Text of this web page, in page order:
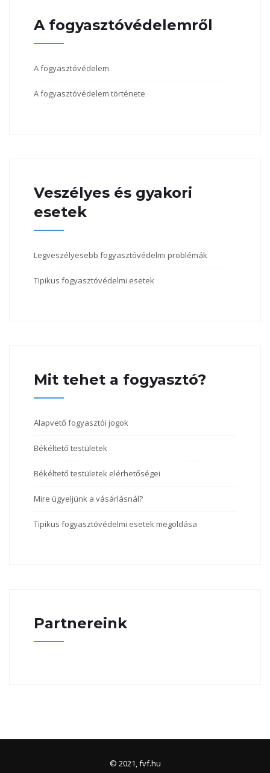
A fogyasztóvédelemről
A fogyasztóvédelem
A fogyasztóvédelem története
Veszélyes és gyakori
esetek
Legveszélyesebb fogyasztóvédelmi problémák
Tipikus fogyasztóvédelmi esetek
Mit tehet a fogyasztó?
Alapvető fogyasztói jogok
Békéltető testületek
Békéltető testületek elérhetőségei
Mire ügyeljünk a vásárlásnál?
Tipikus fogyasztóvédelmi esetek megoldása
Partnereink
© 2021, fvf.hu